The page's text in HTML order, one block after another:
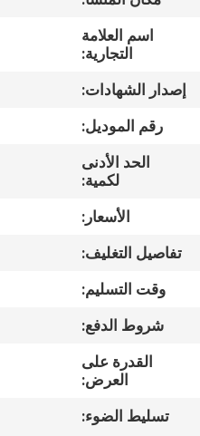
بنا
جولة
المعمل
ضبط
الجودة
اتصل
اسم العلامة
التجارية:
إصدار الشهادات:
رقم الموديل:
الحد الأدنى
لكمية:
الأسعار:
تفاصيل التغليف:
وقت التسليم:
شروط الدفع:
القدرة على
العرض:
تسليط الضوء: